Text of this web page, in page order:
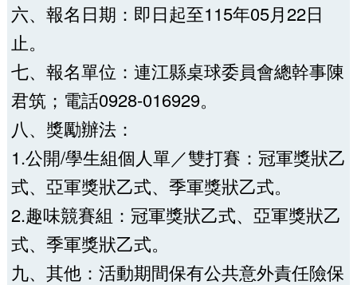
六、報名日期：即日起至115年05月22日
止。
七、報名單位：連江縣桌球委員會總幹事陳
君筑；電話0928-016929。
八、獎勵辦法：
1.公開/學生組個人單／雙打賽：冠軍獎狀乙
式、亞軍獎狀乙式、季軍獎狀乙式。
2.趣味競賽組：冠軍獎狀乙式、亞軍獎狀乙
式、季軍獎狀乙式。
九、其他：活動期間保有公共意外責任險保